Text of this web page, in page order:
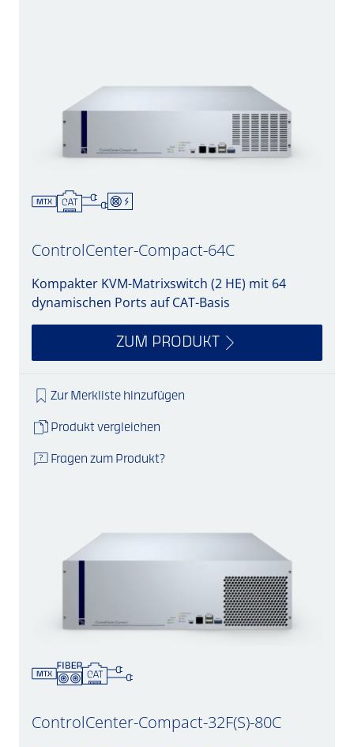
ControlCenter-Compact-64C
Kompakter KVM-Matrixswitch (2 HE) mit 64
dynamischen Ports auf CAT-Basis
ZUM PRODUKT
Zur Merkliste hinzufügen
Produkt vergleichen
Fragen zum Produkt?
ControlCenter-Compact-32F(S)-80C